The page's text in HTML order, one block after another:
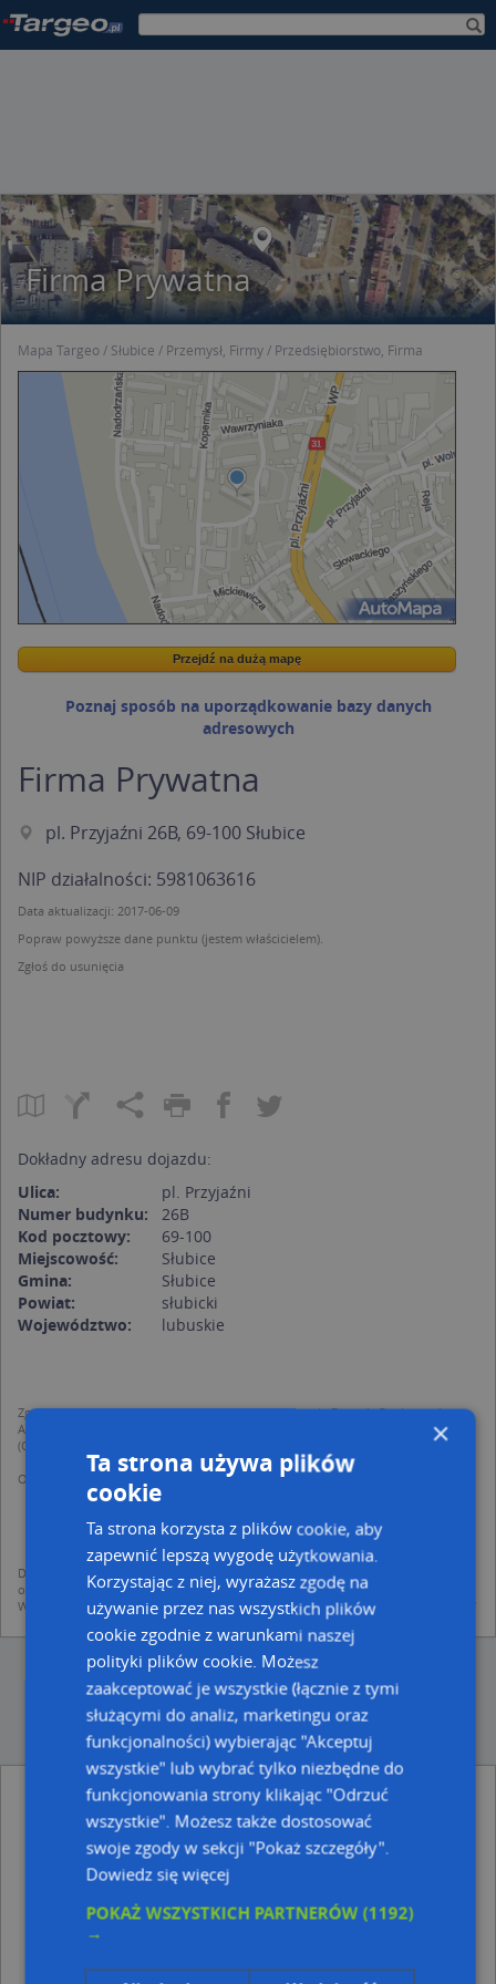
Firma Prywatna
Mapa Targeo Słubice Przemysł, Firmy Przedsiębiorstwo, Firma
Wstaw tę mapkę na swoją stronę
Przejdź na dużą mapę
Przejdź na dużą mapę
Poznaj sposób na uporządkowanie bazy danych
adresowych
Firma Prywatna
pl. Przyjaźni 26B, 69-100 Słubice
NIP działalności: 5981063616
Data aktualizacji: 2017-06-09
Popraw powyższe dane punktu (jestem właścicielem).
Zgłoś do usunięcia
Dokładny adresu dojazdu:
Ulica:
pl. Przyjaźni
Numer budynku:
26B
Kod pocztowy:
69-100
Miejscowość:
Słubice
Gmina:
Słubice
Powiat:
słubicki
Województwo:
lubuskie
Zgodnie z Rozporządzeniem PE i Rady (UE) o Ochronie Danych Osobowych
Administratorem (RODO), administratorem danych jest AutoMapa sp. z o.o.
(Operator) z siedzibą w Warszawie przy ulicy Domaniewskiej 37.
Operator przetwarza dane osobowe w celu:
dodania ich do bazy Targeo oraz publikacji w wyszukiwarce firm i na
udostępniania danych o firmach partnerom biznesowym operatora (art.
6 ust. 1 lit. f RODO)
Dane pochodzą z publicznych baz CEIDG, GUS, REGON, z firmowych stron www
oraz od podmiotów zewnętrznych.
Więcej informacji dot. RODO:http://regulamin.automapa.pl/odo_przetwarzanie/
Firma Prywatna - inne Przemysł, Firmy w
pobliżu
DHL POP ŻABKA, Pl. Przyjaźni 27, 69-100 Słubice
DHL POP ŻABKA, Bolesława Chrobrego 24, 69-100
Maria Halina Waszak, ul. ks. Piotra Wawrzyniaka NN,
69-100 Słubice
×
Ta strona używa plików
cookie
Ta strona korzysta z plików cookie, aby
zapewnić lepszą wygodę użytkowania.
Korzystając z niej, wyrażasz zgodę na
używanie przez nas wszystkich plików
cookie zgodnie z warunkami naszej
polityki plików cookie. Możesz
zaakceptować je wszystkie (łącznie z tymi
służącymi do analiz, marketingu oraz
funkcjonalności) wybierając "Akceptuj
wszystkie" lub wybrać tylko niezbędne do
funkcjonowania strony klikając "Odrzuć
wszystkie". Możesz także dostosować
swoje zgody w sekcji "Pokaż szczegóły".
Dowiedz się więcej
POKAŻ WSZYSTKICH PARTNERÓW(1192)
→